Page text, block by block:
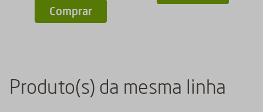
Comprar
Produto(s) da mesma linha